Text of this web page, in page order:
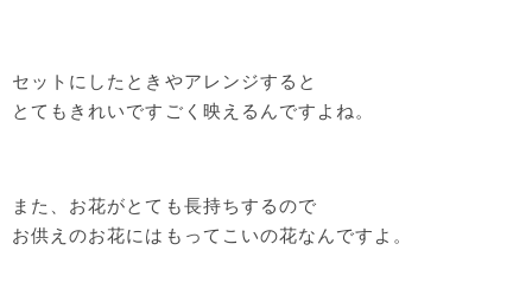
セットにしたときやアレンジすると
とてもきれいですごく映えるんですよね。
また、お花がとても長持ちするので
お供えのお花にはもってこいの花なんですよ。